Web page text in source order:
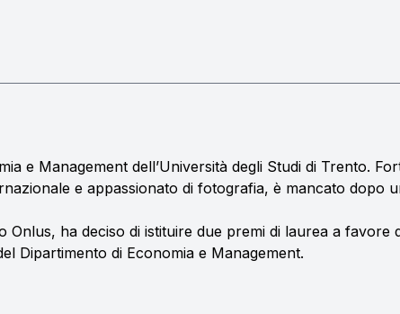
e Management dell’Università degli Studi di Trento.
e appassionato di fotografia, è mancato dopo
Onlus, ha deciso di istituire due premi di laurea a favore
Dipartimento di Economia e Management.